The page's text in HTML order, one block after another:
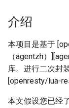
aws-auth
bot-verifier
brotli
介绍
本项目是基于
（agentzh）
库。进行二次封
[openresty/lua-
本文假设您已经